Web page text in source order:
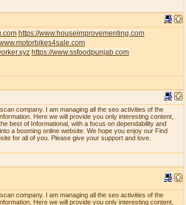
https://www.houseimprovementing.com
https://www.ssfoodpunjab.com
company. I am managing all the seo activities of the
Here we will provide you only interesting content,
best of Informational, with a focus on dependability and
a booming online website. We hope you enjoy our Find
for all of you. Please give your support and love.
company. I am managing all the seo activities of the
Here we will provide you only interesting content,